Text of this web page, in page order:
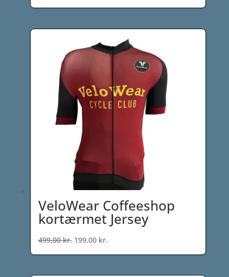
oprindelige
var:
499,00 kr..
aktuelle
er:
199,00 kr..
VeloWear Coffeeshop
kortærmet Jersey
499,00kr. Den
oprindelige
199,00 kr.
aktuelle